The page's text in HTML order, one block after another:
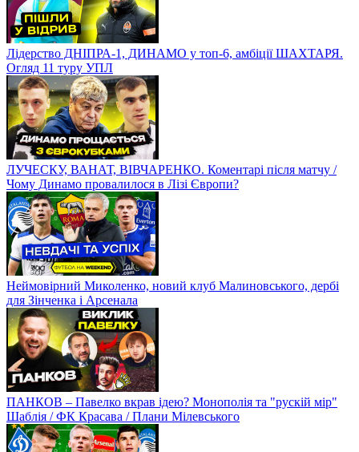
Лідерство ДНІПРА-1, ДИНАМО у топ-6, амбіції ШАХТАРЯ.
Огляд 11 туру УПЛ
ЛУЧЕСКУ, ВАНАТ, ВІВЧАРЕНКО. Коментарі після матчу /
Чому Динамо провалилося в Лізі Європи?
Неймовірний Миколенко, новий клуб Малиновського, дербі
для Зінченка і Арсенала
ПАНКОВ – Павелко вкрав ідею? Монополія та "рускій мір"
Шаблія / ФК Красава / Плани Мілевського